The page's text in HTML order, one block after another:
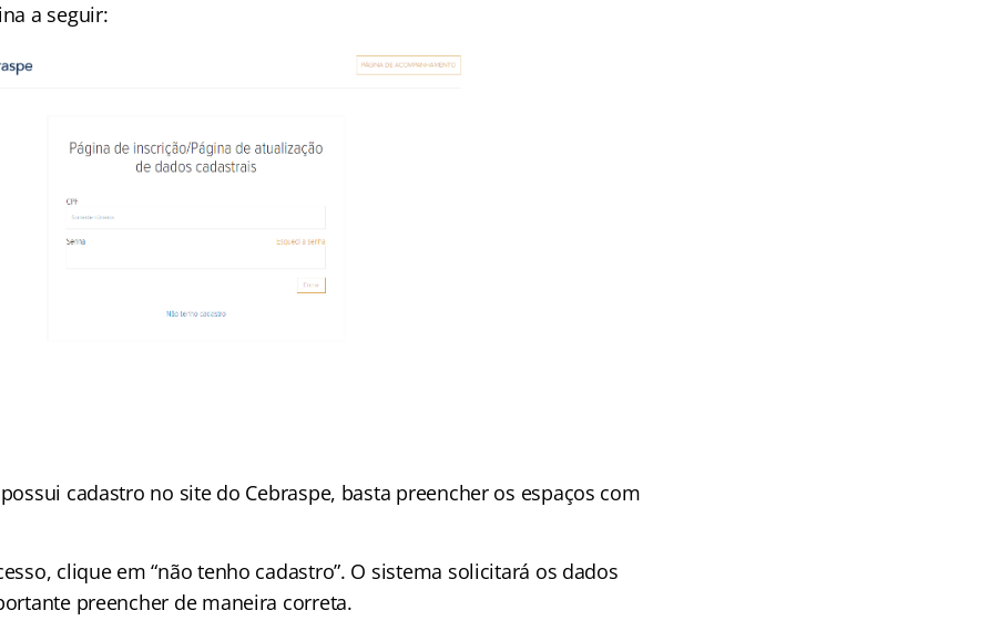
a seguir:
cadastro no site do Cebraspe, basta preencher os espaços com
clique em “não tenho cadastro”. O sistema solicitará os dados
preencher de maneira correta.